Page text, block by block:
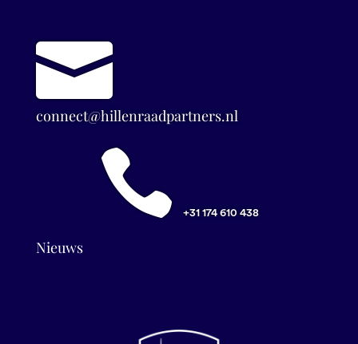

connect@hillenraadpartners.nl
 +31 174 610 438
Nieuws